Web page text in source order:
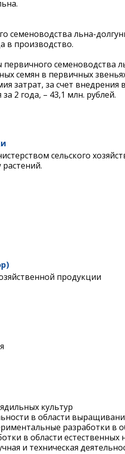
семеноводства льна-
в производство.
семеноводства
семян в первичных
затрат, за счет
2 года, – 43,1 млн. рублей.
сельского
продукции
культур
в области
разработки в
в области
и техническая